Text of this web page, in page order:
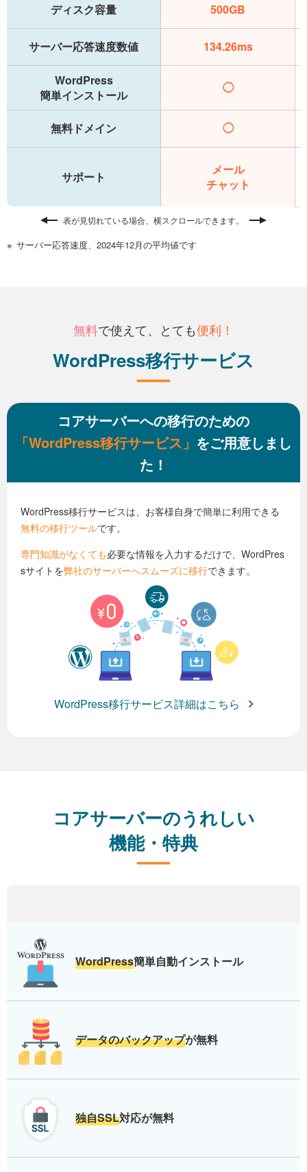
ディスク容量 500GB
サーバー応答速度数値 134.26ms
WordPress
簡単インストール
◯
無料ドメイン ◯
サポート
メール
チャット
表が見切れている場合、横スクロールできます。
サーバー応答速度、2024年12月の平均値です
無料で使えて、とても便利！
WordPress移行サービス
コアサーバーへの移行のための
「WordPress移行サービス」 をご用意しまし
た！
WordPress移行サービスは、お客様自身で簡単に利用できる
無料の移行ツールです。
専門知識がなくても必要な情報を入力するだけで、WordPres
sサイトを弊社のサーバーへスムーズに移行できます。
WordPress移行サービス詳細はこちら
コアサーバーのうれしい
機能・特典
WordPress簡単自動インストール
データのバックアップが無料
独自SSL対応が無料